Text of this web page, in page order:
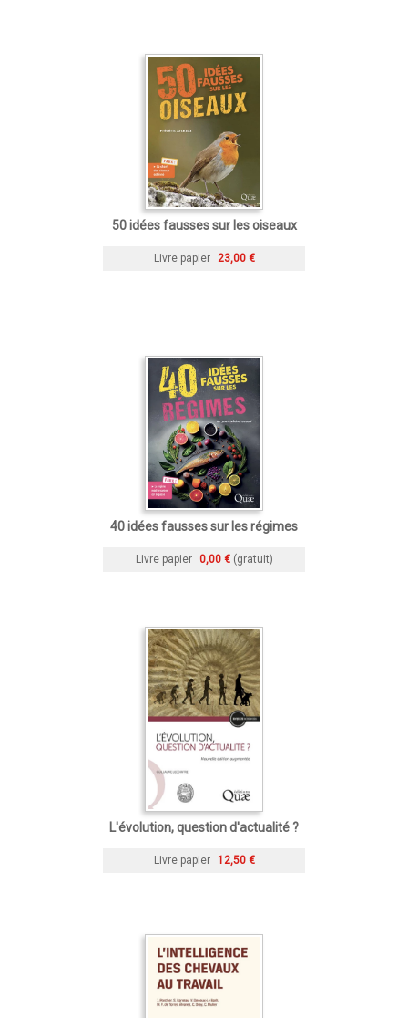
50 idées fausses sur les oiseaux
Livre papier 23,00 €
40 idées fausses sur les régimes
Livre papier 0,00 € (gratuit)
L'évolution, question d'actualité ?
Livre papier 12,50 €